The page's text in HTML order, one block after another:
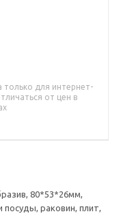
только для интернет-
от цен в
80*53*26мм,
раковин, плит,